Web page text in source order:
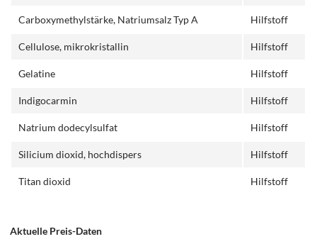
Carboxymethylstärke, Natriumsalz Typ A Hilfstoff
Cellulose, mikrokristallin Hilfstoff
Gelatine Hilfstoff
Indigocarmin Hilfstoff
Natrium dodecylsulfat Hilfstoff
Silicium dioxid, hochdispers Hilfstoff
Titan dioxid Hilfstoff
Aktuelle Preis-Daten